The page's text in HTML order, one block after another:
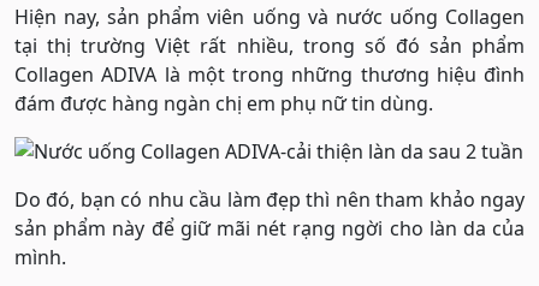
Hiện nay, sản phẩm viên uống và nước uống Collagen
tại thị trường Việt rất nhiều, trong số đó sản phẩm
Collagen ADIVA là một trong những thương hiệu đình
đám được hàng ngàn chị em phụ nữ tin dùng.
Do đó, bạn có nhu cầu làm đẹp thì nên tham khảo ngay
sản phẩm này để giữ mãi nét rạng ngời cho làn da của
mình.